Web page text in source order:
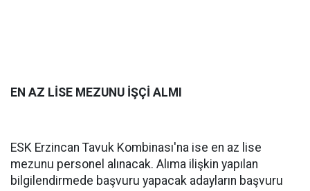
EN AZ LİSE MEZUNU İŞÇİ ALMI
ESK Erzincan Tavuk Kombinası'na ise en az lise
mezunu personel alınacak. Alıma ilişkin yapılan
bilgilendirmede başvuru yapacak adayların başvuru